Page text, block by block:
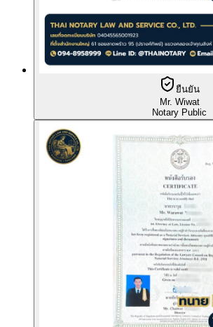
ยืนยัน
Mr. Wiwat
Notary Public